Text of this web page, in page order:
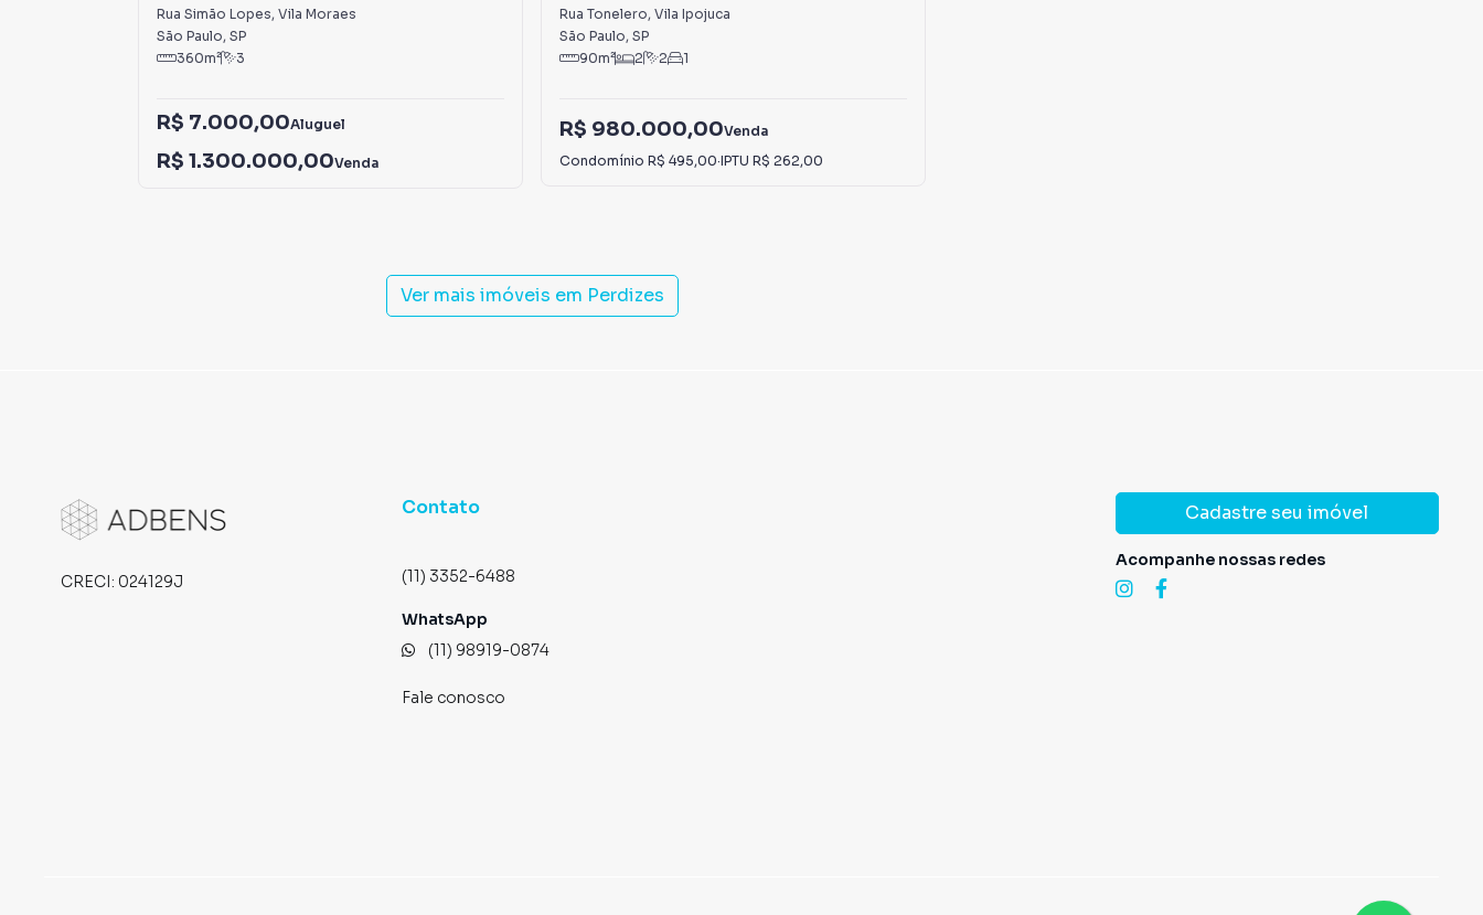
Moraes
Rua Simão Lopes, Vila Moraes
São Paulo, SP
360m² 3
R$ 7.000,00Aluguel
R$ 1.300.000,00Venda
Rua Tonelero, Vila Ipojuca
São Paulo, SP
90m² 2 2 1
R$ 980.000,00Venda
Condomínio R$ 495,00·IPTU R$ 262,00
Ver mais imóveis em Perdizes
CRECI: 024129J
Contato
(11) 3352-6488
WhatsApp
(11) 98919-0874
Fale conosco
Cadastre seu imóvel
Acompanhe nossas redes